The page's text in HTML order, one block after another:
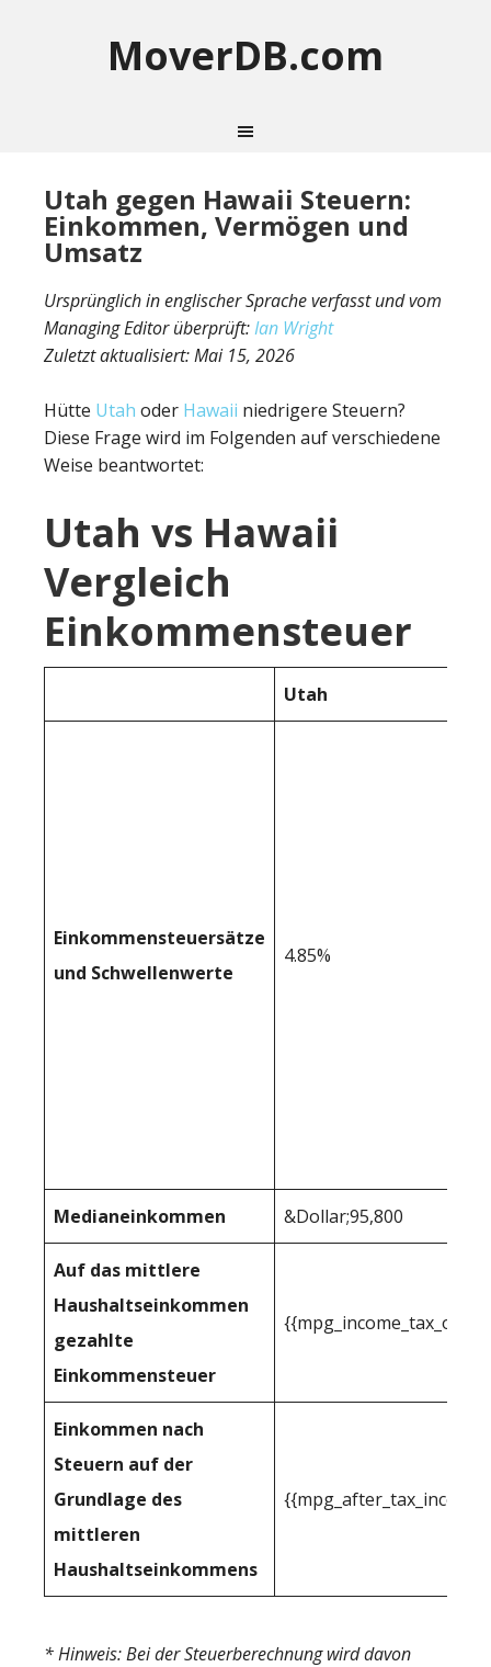
MoverDB.com
Utah gegen Hawaii Steuern:
Einkommen, Vermögen und
Umsatz
Ursprünglich in englischer Sprache verfasst und vom
Managing Editor überprüft:Ian Wright
Zuletzt aktualisiert:Mai 15, 2026
Hütte Utah oder Hawaii niedrigere Steuern?
Diese Frage wird im Folgenden auf verschiedene
Weise beantwortet:
Utah vs Hawaii
Vergleich
Einkommensteuer
Utah
Einkommensteuersätze
und Schwellenwerte
4.85%
Medianeinkommen &Dollar;95,800
Auf das mittlere
Haushaltseinkommen
gezahlte
Einkommensteuer
Einkommen nach
Steuern auf der
Grundlage des
mittleren
Haushaltseinkommens
* Hinweis: Bei der Steuerberechnung wird davon